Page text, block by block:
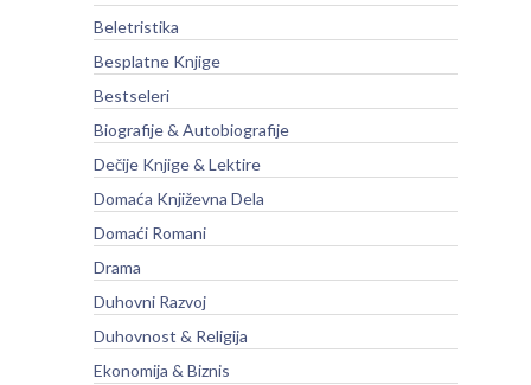
Beletristika
Besplatne Knjige
Bestseleri
Biografije & Autobiografije
Dečije Knjige & Lektire
Domaća Književna Dela
Domaći Romani
Drama
Duhovni Razvoj
Duhovnost & Religija
Ekonomija & Biznis